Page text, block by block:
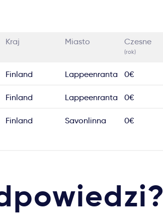
Kraj Miasto Czesne
(rok)
Finland Lappeenranta 0€
Finland Lappeenranta 0€
Finland Savonlinna 0€